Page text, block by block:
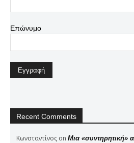
Επώνυμο
Recent Comments
Κωνσταντίνος on Μια «συντηρητική»